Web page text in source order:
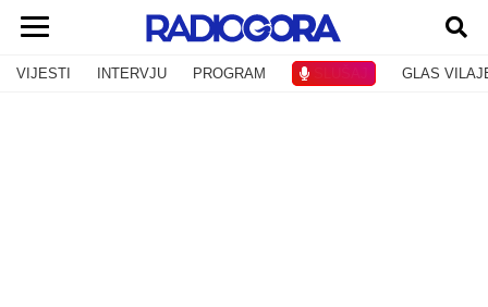
VIJESTI INTERVJU PROGRAM SLUŠAJ GLAS